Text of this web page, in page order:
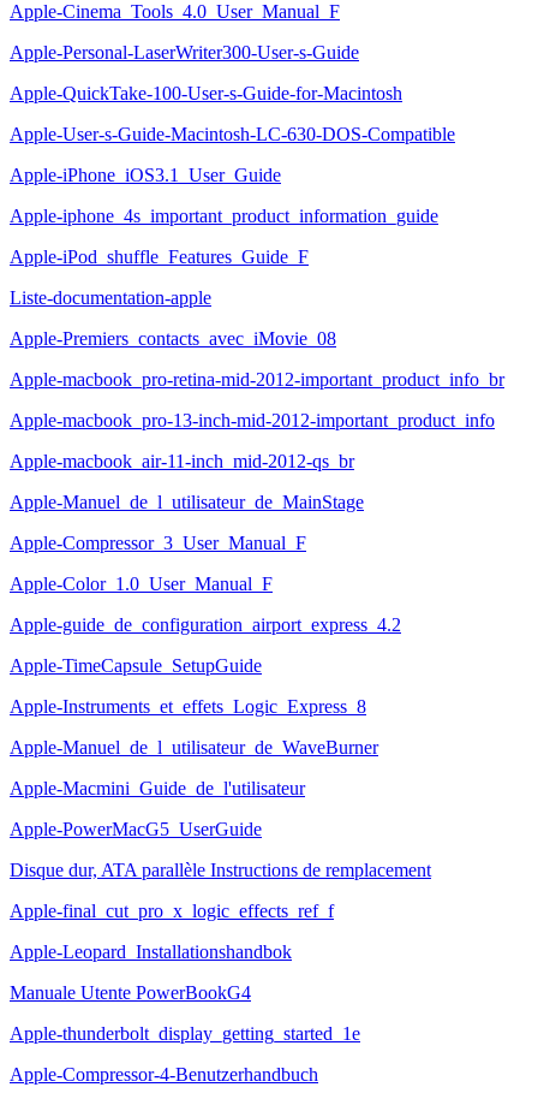
Apple-Cinema_Tools_4.0_User_Manual_F
Apple-Personal-LaserWriter300-User-s-Guide
Apple-QuickTake-100-User-s-Guide-for-Macintosh
Apple-User-s-Guide-Macintosh-LC-630-DOS-Compatible
Apple-iPhone_iOS3.1_User_Guide
Apple-iphone_4s_important_product_information_guide
Apple-iPod_shuffle_Features_Guide_F
Liste-documentation-apple
Apple-Premiers_contacts_avec_iMovie_08
Apple-macbook_pro-retina-mid-2012-important_product_info_br
Apple-macbook_pro-13-inch-mid-2012-important_product_info
Apple-macbook_air-11-inch_mid-2012-qs_br
Apple-Manuel_de_l_utilisateur_de_MainStage
Apple-Compressor_3_User_Manual_F
Apple-Color_1.0_User_Manual_F
Apple-guide_de_configuration_airport_express_4.2
Apple-TimeCapsule_SetupGuide
Apple-Instruments_et_effets_Logic_Express_8
Apple-Manuel_de_l_utilisateur_de_WaveBurner
Apple-Macmini_Guide_de_l'utilisateur
Apple-PowerMacG5_UserGuide
Disque dur, ATA parallèle Instructions de remplacement
Apple-final_cut_pro_x_logic_effects_ref_f
Apple-Leopard_Installationshandbok
Manuale Utente PowerBookG4
Apple-thunderbolt_display_getting_started_1e
Apple-Compressor-4-Benutzerhandbuch